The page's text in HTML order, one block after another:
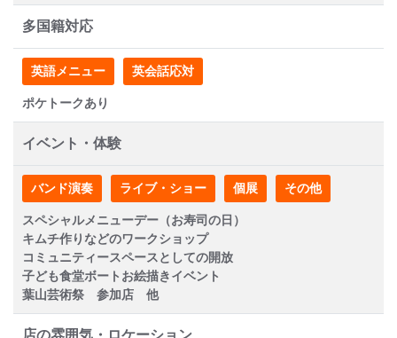
多国籍対応
英語メニュー 英会話応対
ポケトークあり
イベント・体験
バンド演奏 ライブ・ショー 個展 その他
スペシャルメニューデー（お寿司の日）
キムチ作りなどのワークショップ
コミュニティースペースとしての開放
子ども食堂ボートお絵描きイベント
葉山芸術祭 参加店 他
店の雰囲気・ロケーション